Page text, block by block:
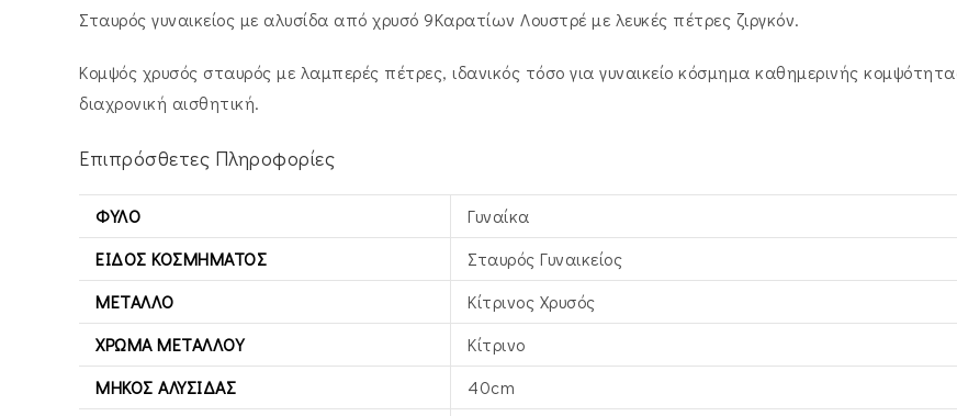
Σταυρός γυναικείος με αλυσίδα από χρυσό 9Καρατίων Λουστρέ με λευκές πέτρες ζιργκόν.
Κομψός χρυσός σταυρός με λαμπερές πέτρες, ιδανικός τόσο για γυναικείο κόσμημα καθημερινής
διαχρονική αισθητική.
Επιπρόσθετες Πληροφορίες
ΦΎΛΟ
Γυναίκα
ΕΊΔΟΣ ΚΟΣΜΉΜΑΤΟΣ
Σταυρός Γυναικείος
ΜΈΤΑΛΛΟ
Κίτρινος Xρυσός
ΧΡΏΜΑ ΜΕΤΆΛΛΟΥ
Κίτρινο
ΜΉΚΟΣ ΑΛΥΣΊΔΑΣ
40cm